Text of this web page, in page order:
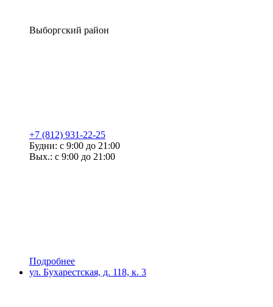
Выборгский район
+7 (812) 931-22-25
Будни: с 9:00 до 21:00
Вых.: с 9:00 до 21:00
Подробнее
ул. Бухарестская, д. 118, к. 3